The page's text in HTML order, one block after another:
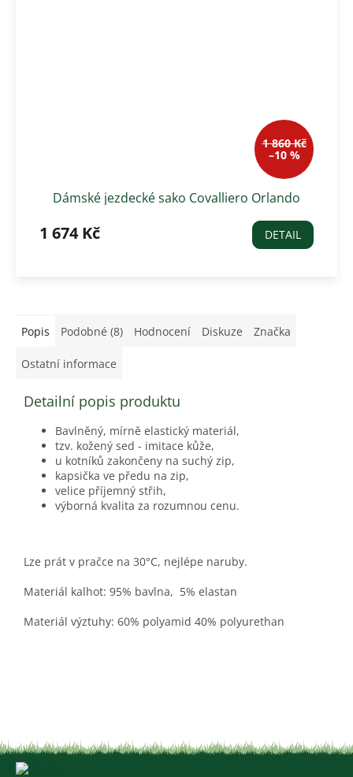
1 860 Kč
–10 %
Dámské jezdecké sako Covalliero Orlando
1 674 Kč DETAIL
Popis Podobné (8) Hodnocení Diskuze Značka
Ostatní informace
Detailní popis produktu
Bavlněný, mírně elastický materiál,
tzv. kožený sed - imitace kůže,
u kotníků zakončeny na suchý zip,
kapsička ve předu na zip,
velice příjemný střih,
výborná kvalita za rozumnou cenu.
Lze prát v pračce na 30°C, nejlépe naruby.
Materiál kalhot: 95% bavlna, 5% elastan
Materiál výztuhy: 60% polyamid 40% polyurethan